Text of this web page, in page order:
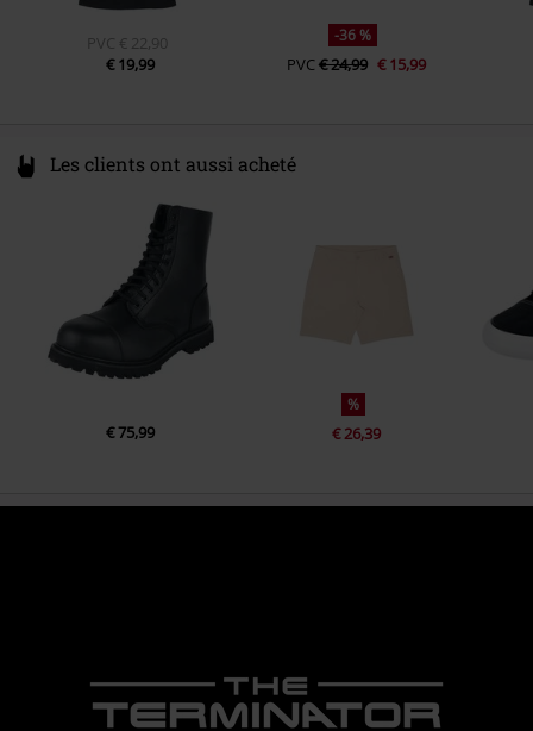
PVC € 22,90
€ 19,99
-36 %
PVC€ 24,99 € 15,99
Les clients ont aussi acheté
€ 75,99
%
€ 26,39